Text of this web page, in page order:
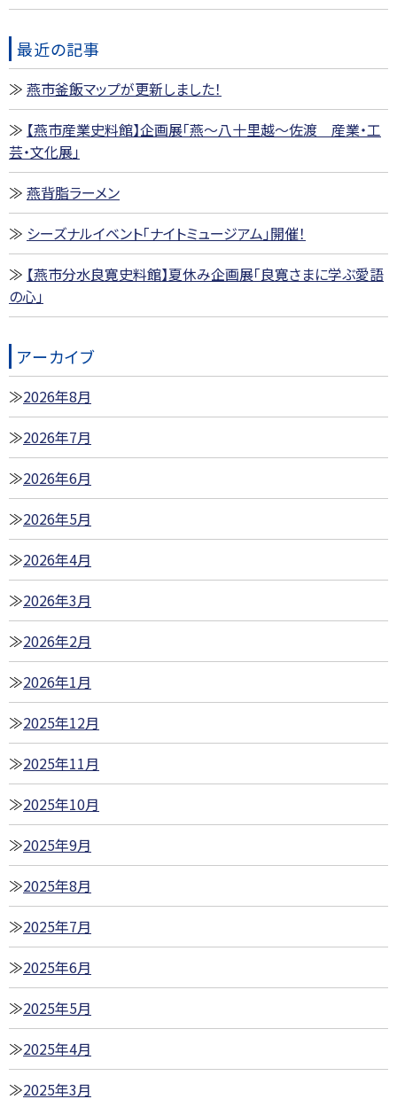
最近の記事
燕市釜飯マップが更新しました！
【燕市産業史料館】企画展「燕～八十里越～佐渡 産業・工
芸・文化展」
燕背脂ラーメン
シーズナルイベント「ナイトミュージアム」開催！
【燕市分水良寛史料館】夏休み企画展「良寛さまに学ぶ愛語
の心」
アーカイブ
2026年8月
2026年7月
2026年6月
2026年5月
2026年4月
2026年3月
2026年2月
2026年1月
2025年12月
2025年11月
2025年10月
2025年9月
2025年8月
2025年7月
2025年6月
2025年5月
2025年4月
2025年3月